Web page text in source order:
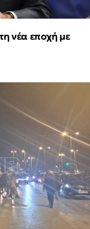
νέα εποχή με